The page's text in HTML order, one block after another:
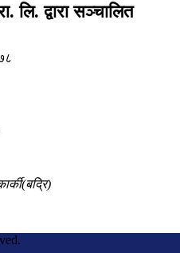
लि. द्वारा सञ्चालित